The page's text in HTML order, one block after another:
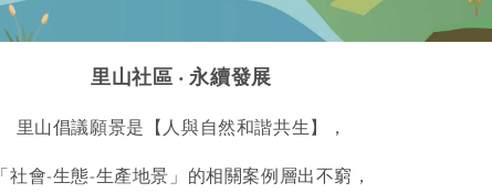
里山社區 ‧ 永續發展
里山倡議願景是【人與自然和諧共生】，
「社會-生態-生產地景」的相關案例層出不窮，